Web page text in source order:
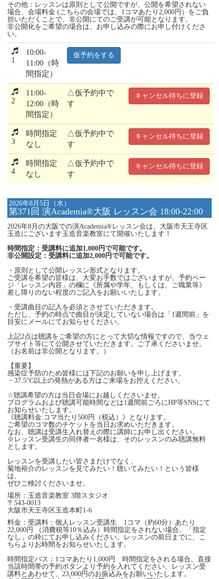
その他：レッスンは原則として公開ですが、公開を希望されない
場合、会場料金 (こちらの会場では、1コマあたり2,000円）をご負
担いただくことで、非公開にてのご受講が可能となります。
非公開化をご希望の場合は、お申し込みの際にお申し付けくださ
い。
1
10:00-
11:00（時
間指定）
仮予約をする
2
11:00-
12:00（時
間指定）
△仮予約中で
す
キャンセル待ちに登録
3
時間指定
なし
△仮予約中で
す
キャンセル待ちに登録
4
時間指定
なし
△仮予約中で
す
キャンセル待ちに登録
2026年8月5日（水）
第371回 演Academia®大阪 レッスン会 18:00-22:00
2026年8月の大阪での演Academia®レッスン会は、大阪市天王寺区
玉造にございます玉造音楽教室にて開催いたします！
時間指定：受講料に追加1,000円で可能です。
非公開設定：受講料に追加2,000円で可能です。
・原則として公開レッスン形式となります。
ご受講を希望の皆様は、大変お手数ではございますが、予約ペー
ジ「レッスン内容」の欄に《所属や学年、もしくは、ご職業等》
差し障りのない程度のご記入をお願いいたします。
・受講曲目の記入を必須とさせていただきます。
ただし、予約の時点で曲目が決定していない場合は「1週間前」を
目安にメールにてお知らせください。
上記2点は聴講をご希望の方にとって大切な情報ですので、当ウェ
ブサイト等にて公開させていただきます。ご了承くださいませ。
（お名前は非公開となります。）
【重要】
感染症予防のため皆様には下記のお願いを申し上げます。
・37.5°C以上の発熱がある方はご来場をお控えください。
☆聴講希望の方は当日会場にお越しくださいませ。
プログラムおよび聴講可能時間などは1週間前ごろにHP等SNSにて
お知らせいたします。
《聴講料金:コマ当たり500円（税込）》となります。
ご希望のコマ数のチケットを当日お求めいただきます。
なお、聴講は受講生入れ替えの際に講師にお申し出ください。
※レッスン受講生の同伴者一名様は、そのレッスンのみ聴講無料
とします。
レッスンを受講したい皆さまだけでなく、
菊地裕介のレッスンを見てみたい！聴いてみたい！という皆様
は、
ぜひご検討くださいませ。
場所：玉造音楽教室 3階スタジオ
〒543-0013
大阪市天王寺区玉造本町1-6
料金：受講料：個人レッスン受講生 1コマ（約60分）あたり
22,000円 （消費税等10％込み）時間指定をされない場合、「指定
なし」の枠にてお申し込みください。レッスンの前日までに、こ
ちらよりお時間をお知らせいたします。
時間指定パス：1コマあたり1,000円 時間指定をされる場合、直接
当該時間帯の予約ボタンより予約を入れてください。レッスン受
講料とあわせて、23,000円のお振込みをお願いいたします。